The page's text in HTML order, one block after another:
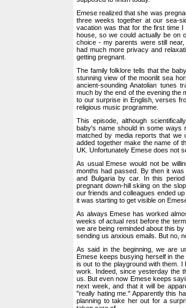
Emese realized that she was
three weeks together at our sea-
vacation was that for the first time
house, so we could actually be on
choice - my parents were still
had much more privacy and
getting pregnant.
The family folklore tells that the
stunning view of the moonlit sea
ancient-sounding Anatolian tunes
much by the end of the evening the
to our surprise in English, verses
religious music programme.
This episode, although
baby's name should in some ways
matched by media reports that we
added together make the name of
UK. Unfortunately Emese does not
As usual Emese would not be
months had passed. By then it
and Bulgaria by car. In this
pregnant down-hill skiing on the
our friends and colleagues ended
it was starting to get visible on
As always Emese has worked
weeks of actual rest before the
we are being reminded about this
sending us anxious emails. But no,
As said in the beginning, we are
Emese keeps busying herself in
is out to the playground with them.
work. Indeed, since yesterday the
us. But even now Emese keeps
next week, and that it will be
"really hating me." Apparently this
planning to take her out for a